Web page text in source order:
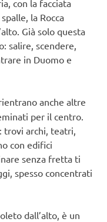
con la facciata
la Rocca
Già solo questa
salire, scendere,
in Duomo e
anche altre
per il centro.
trovi archi, teatri,
con edifici
senza fretta ti
spesso concentrati
dall’alto, è un